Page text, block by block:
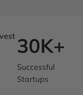
30K+
Successful
Startups